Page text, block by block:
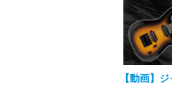
【動画】